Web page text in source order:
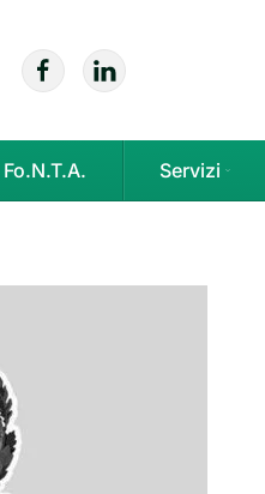
Fo.N.T.A. Servizi